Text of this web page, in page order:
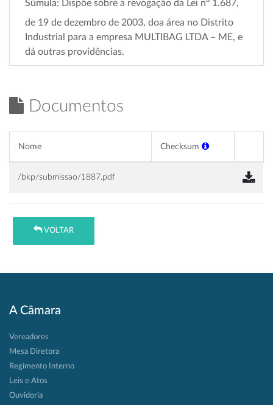
Súmula: Dispõe sobre a revogação da Lei nº 1.687,
de 19 de dezembro de 2003, doa área no Distrito
Industrial para a empresa MULTIBAG LTDA – ME, e
dá outras providências.
Documentos
Nome Checksum
/bkp/submissao/1887.pdf
VOLTAR
A Câmara
Vereadores
Mesa Diretora
Regimento Interno
Leis e Atos
Ouvidoria